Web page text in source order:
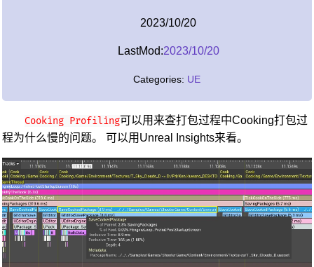
2023/10/20
LastMod:2023/10/20
Categories: UE
Cooking Profiling可以用来查打包过程中Cooking打包过
程为什么慢的问题。 可以用Unreal Insights来看。